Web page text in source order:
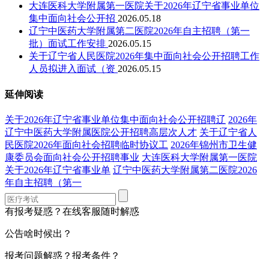
大连医科大学附属第一医院关于2026年辽宁省事业单位
集中面向社会公开招 2026.05.18
辽宁中医药大学附属第二医院2026年自主招聘（第一
批）面试工作安排 2026.05.15
关于辽宁省人民医院2026年集中面向社会公开招聘工作
人员拟进入面试（资 2026.05.15
延伸阅读
关于2026年辽宁省事业单位集中面向社会公开招聘辽 2026年
辽宁中医药大学附属医院公开招聘高层次人才 关于辽宁省人
民医院2026年面向社会招聘临时协议工 2026年锦州市卫生健
康委员会面向社会公开招聘事业 大连医科大学附属第一医院
关于2026年辽宁省事业单 辽宁中医药大学附属第二医院2026
年自主招聘（第一
有报考疑惑？在线客服随时解惑
公告啥时候出？
报考问题解惑？报考条件？